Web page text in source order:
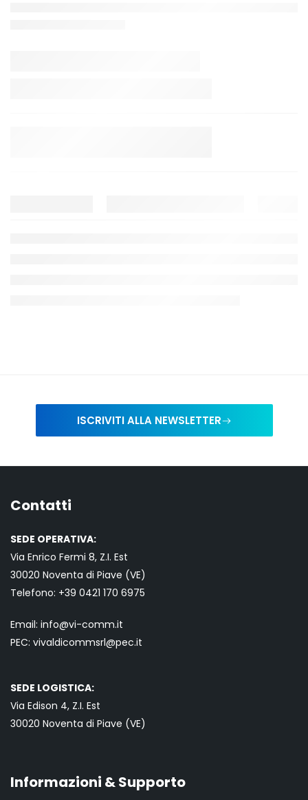
ISCRIVITI ALLA NEWSLETTER
Contatti
SEDE OPERATIVA:
Via Enrico Fermi 8, Z.I. Est
30020 Noventa di Piave (VE)
Telefono: +39 0421 170 6975
Email: info@vi-comm.it
PEC: vivaldicommsrl@pec.it
SEDE LOGISTICA:
Via Edison 4, Z.I. Est
30020 Noventa di Piave (VE)
Informazioni & Supporto